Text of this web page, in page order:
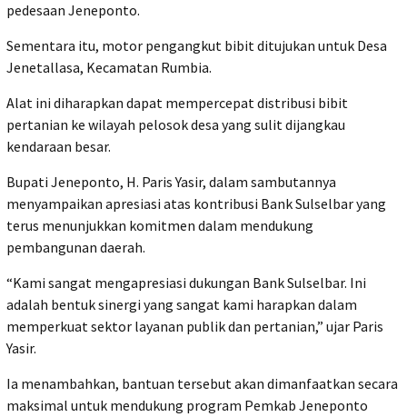
pedesaan Jeneponto.
Sementara itu, motor pengangkut bibit ditujukan untuk Desa
Jenetallasa, Kecamatan Rumbia.
Alat ini diharapkan dapat mempercepat distribusi bibit
pertanian ke wilayah pelosok desa yang sulit dijangkau
kendaraan besar.
Bupati Jeneponto, H. Paris Yasir, dalam sambutannya
menyampaikan apresiasi atas kontribusi Bank Sulselbar yang
terus menunjukkan komitmen dalam mendukung
pembangunan daerah.
“Kami sangat mengapresiasi dukungan Bank Sulselbar. Ini
adalah bentuk sinergi yang sangat kami harapkan dalam
memperkuat sektor layanan publik dan pertanian,” ujar Paris
Yasir.
Ia menambahkan, bantuan tersebut akan dimanfaatkan secara
maksimal untuk mendukung program Pemkab Jeneponto